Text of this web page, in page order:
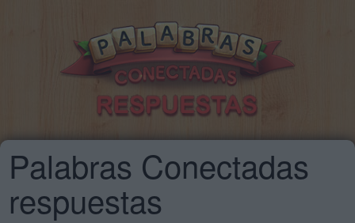
Palabras Conectadas
respuestas